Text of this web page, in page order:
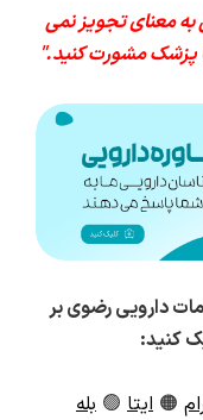
معنای تجویز نمی
پزشک مشورت کنید."
دارویی رضوی بر
کنید:
🟠 ایتا 🟢 بله